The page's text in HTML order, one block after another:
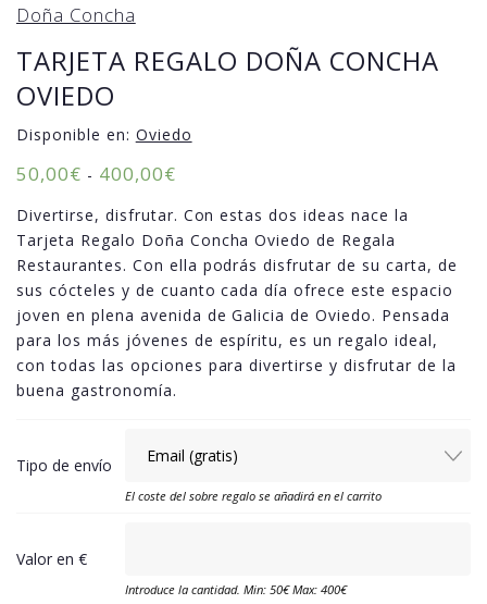
Doña Concha
TARJETA REGALO DOÑA CONCHA
OVIEDO
Disponible en: Oviedo
50,00€ - 400,00€
Divertirse, disfrutar. Con estas dos ideas nace la
Tarjeta Regalo Doña Concha Oviedo de Regala
Restaurantes. Con ella podrás disfrutar de su carta, de
sus cócteles y de cuanto cada día ofrece este espacio
joven en plena avenida de Galicia de Oviedo. Pensada
para los más jóvenes de espíritu, es un regalo ideal,
con todas las opciones para divertirse y disfrutar de la
buena gastronomía.
Tipo de envío
El coste del sobre regalo se añadirá en el carrito
Valor en €
Introduce la cantidad. Min: 50€ Max: 400€